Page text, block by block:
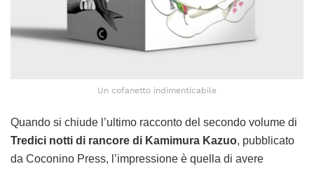
Un cofanetto indimenticabile
Quando si chiude l’ultimo racconto del secondo volume di
Tredici notti di rancore di Kamimura Kazuo, pubblicato
da Coconino Press, l’impressione è quella di avere